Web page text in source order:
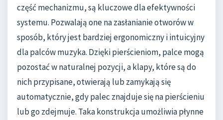
część mechanizmu, są kluczowe dla efektywności
systemu. Pozwalają one na zasłanianie otworów w
sposób, który jest bardziej ergonomiczny i intuicyjny
dla palców muzyka. Dzięki pierścieniom, palce mogą
pozostać w naturalnej pozycji, a klapy, które są do
nich przypisane, otwierają lub zamykają się
automatycznie, gdy palec znajduje się na pierścieniu
lub go zdejmuje. Taka konstrukcja umożliwia płynne